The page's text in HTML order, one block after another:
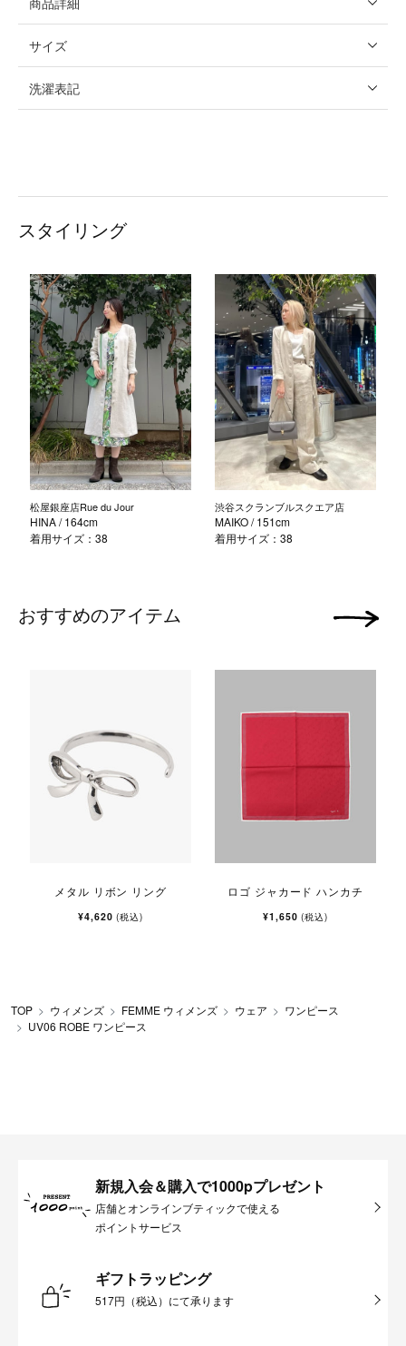
サイズ
洗濯表記
スタイリング
松屋銀座店Rue du Jour
HINA/ 164cm
着用サイズ：38
渋谷スクランブルスクエア店
MAIKO/ 151cm
着用サイズ：38
おすすめのアイテム
メタル リボン リング
¥4,620(税込)
ロゴ ジャカード ハンカチ
¥1,650(税込)
次の画像
TOP ウィメンズ FEMME ウィメンズ ウェア
ワンピース
UV06 ROBE ワンピース
新規入会＆購入で1000pプレゼント
店舗とオンラインブティックで使える
ポイントサービス
ギフトラッピング
517円（税込）にて承ります